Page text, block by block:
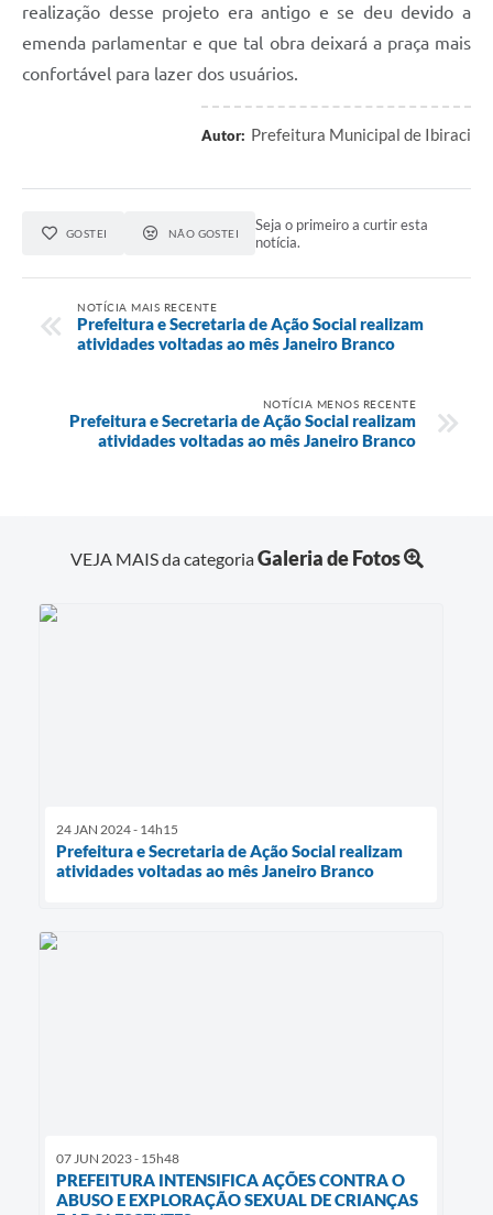
realização desse projeto era antigo e se deu devido a
emenda parlamentar e que tal obra deixará a praça mais
confortável para lazer dos usuários.
Autor: Prefeitura Municipal de Ibiraci
GOSTEI NÃO GOSTEI
Seja o primeiro a curtir esta
notícia.
NOTÍCIA MAIS RECENTE
Prefeitura e Secretaria de Ação Social realizam
atividades voltadas ao mês Janeiro Branco
NOTÍCIA MENOS RECENTE
Prefeitura e Secretaria de Ação Social realizam
atividades voltadas ao mês Janeiro Branco
VEJA MAIS da categoriaGaleria de Fotos
24 JAN 2024 - 14h15
Prefeitura e Secretaria de Ação Social realizam
atividades voltadas ao mês Janeiro Branco
07 JUN 2023 - 15h48
PREFEITURA INTENSIFICA AÇÕES CONTRA O
ABUSO E EXPLORAÇÃO SEXUAL DE CRIANÇAS